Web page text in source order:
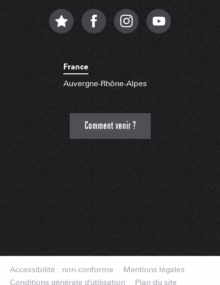
France
Auvergne-Rhône-Alpes
Comment venir ?
Accessibilité : non-conforme
Mentions légales
Conditions générale d'utilisation
Plan du site